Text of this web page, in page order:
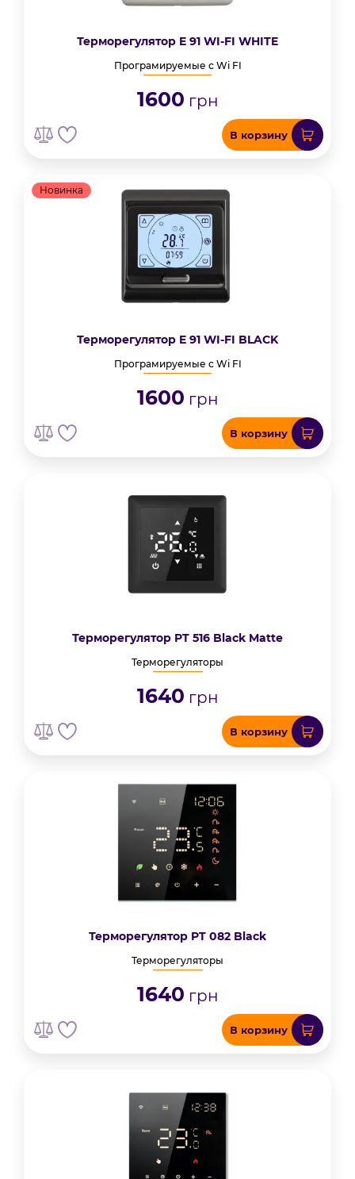
Терморегулятор E 91 WI-FI WHITE
Програмируемые с Wi FI
1600 грн
В корзину
Новинка
Терморегулятор E 91 WI-FI BLACK
Програмируемые с Wi FI
1600 грн
В корзину
Терморегулятор PT 516 Black Matte
Терморегуляторы
1640 грн
В корзину
Терморегулятор PT 082 Black
Терморегуляторы
1640 грн
В корзину